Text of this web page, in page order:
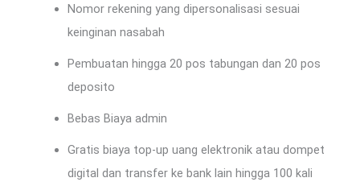
Nomor rekening yang dipersonalisasi sesuai
keinginan nasabah
Pembuatan hingga 20 pos tabungan dan 20 pos
deposito
Bebas Biaya admin
Gratis biaya top-up uang elektronik atau dompet
digital dan transfer ke bank lain hingga 100 kali